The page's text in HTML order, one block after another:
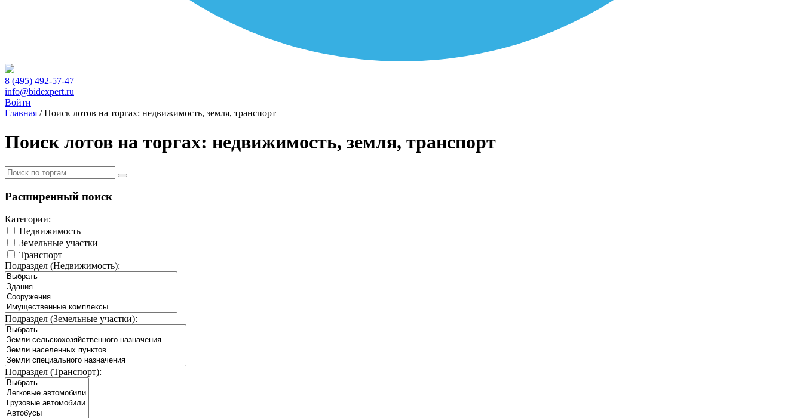
8 (495) 492-57-47
info@bidexpert.ru
Войти
Главная /Поиск лотов на торгах: недвижимость, земля, транспорт
Поиск лотов на торгах: недвижимость, земля, транспорт
Расширенный поиск
Категории:
Недвижимость
Земельные участки
Транспорт
Подраздел (Недвижимость):
Подраздел (Земельные участки):
Подраздел (Транспорт):